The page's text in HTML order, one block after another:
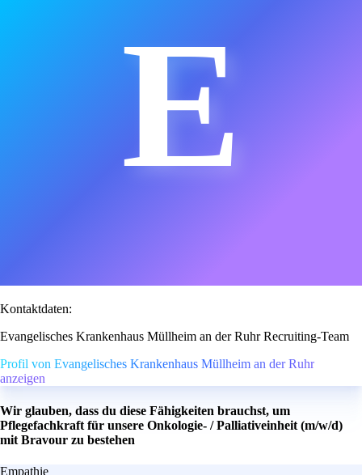
E
Kontaktdaten:
Evangelisches Krankenhaus Müllheim an der Ruhr Recruiting-Team
Profil von Evangelisches Krankenhaus Müllheim an der Ruhr
anzeigen
Wir glauben, dass du diese Fähigkeiten brauchst, um
Pflegefachkraft für unsere Onkologie- / Palliativeinheit (m/w/d)
mit Bravour zu bestehen
Empathie